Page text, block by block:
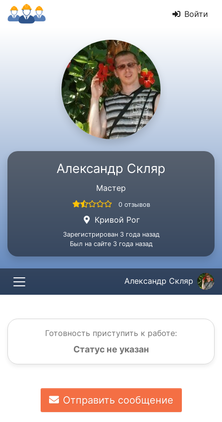
Войти
Александр Скляр
Мастер
0 отзывов
Кривой Рог
Зарегистрирован 3 года назад
Был на сайте 3 года назад
Александр Скляр
Готовность приступить к работе:
Статус не указан
Отправить сообщение